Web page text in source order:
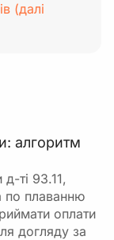
(далі
алгоритм
ті 93.11,
по плаванню
оплати
догляду за